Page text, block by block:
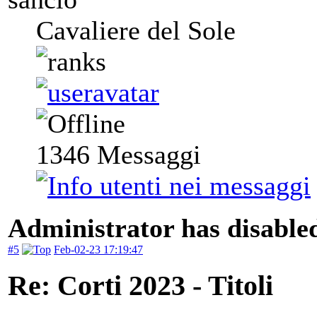
Cavaliere del Sole
1346 Messaggi
Administrator has
#5 Feb-02-23 17:19:47
Re: Corti 2023 - Titoli